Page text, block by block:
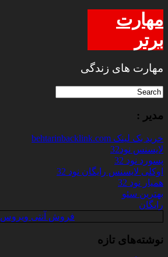
مهارت
برتر
مهارت های زندگی
مدیر :
خرید بک لینک behtarinbacklink.com
لایسنس نود32
پسورد نود 32
اوکلی لایسنس رایگان نود 32
همیار نود 32
بهترین سئو
رایگان
فروش آنتی ویروس
نوشته‌های تازه